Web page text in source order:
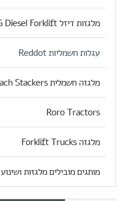
מלגזות דיזל XCMG Diesel Forklift
עגלות חשמליות Reddot
מלגזה חשמלית Reach Stackers
Roro Tractors
מלגזה Forklift Trucks
מותגים מובילים מלגזות ושינוע